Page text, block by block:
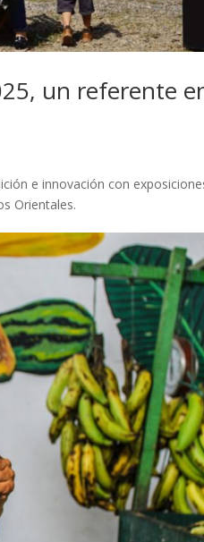
un referente
e innovación con
Orientales.